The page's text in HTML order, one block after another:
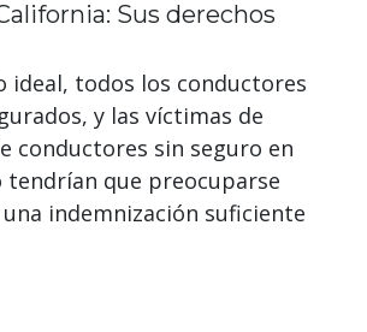
Sus derechos
ideal, todos los conductores
y las víctimas de
conductores sin seguro en
tendrían que preocuparse
indemnización suficiente